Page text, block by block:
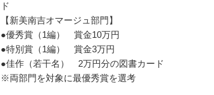
ド
【新美南吉オマージュ部門】
●優秀賞（1編） 賞金10万円
●特別賞（1編） 賞金3万円
●佳作（若干名） 2万円分の図書カード
※両部門を対象に最優秀賞を選考